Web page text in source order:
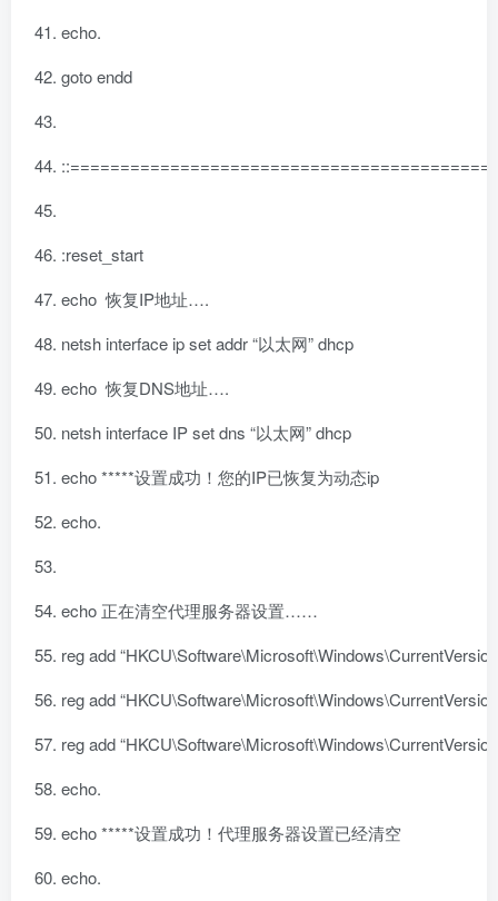
echo.
gotoendd
:reset_start
echo 恢复IP地址….
netsh interface ip set addr“以太网”dhcp
echo 恢复DNS地址….
netsh interface IP set dns “以太网”dhcp
echo *****设置成功！您的IP已恢复为动态ip
echo.
echo 正在清空代理服务器设置……
reg add
reg add
reg add
echo.
echo *****设置成功！代理服务器设置已经清空
echo.